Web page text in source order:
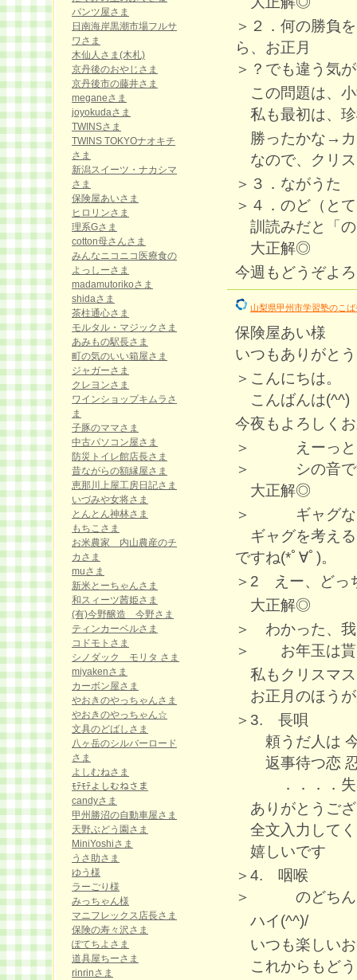
＞２．何の勝負
ら、お正月
＞？でも違う気
この問題は、小
私も最初は、珍
勝ったかな→
なので、クリ
＞３．ながうた
＞４．のど（と
訓読みだと「
大正解◎
今週もどうぞよ
山梨県甲州市学習塾のこば
保険屋あい様
いつもありがと
＞こんにちは。
こんばんは(^^)
今夜もよろしく
＞ えーっと、
＞ シの音で
大正解◎
＞ ギャグなし
ギャグを考える
ですね(*ﾟ∀ﾟ)。
＞2 えー、どっ
大正解◎
＞ わかった、我
＞ お年玉は貰
私もクリスマス
お正月のほう
＞3. 長唄
頼うだ人は 今
返事待つ恋 忍
．．．．失礼
ありがとうご
全文入力して
嬉しいです
＞4. 咽喉
＞ のどちん
ハイ(^^)/
いつも楽しいお
これからもどう
パンツ屋さま
日南海岸黒潮市場フルサ
ワさま
木仙人さま(木札)
京丹後のおやじさま
京丹後市の藤井さま
meganeさま
joyokudaさま
TWINSさま
TWINS TOKYOナオキチ
さま
新潟スイーツ・ナカシマ
さま
保険屋あいさま
ヒロリンさま
理系Gさま
cotton母さんさま
みんなニコニコ医療食の
よっしーさま
madamutorikoさま
shidaさま
茶柱通心さま
モルタル・マジックさま
あみもの駅長さま
町の気のいい箱屋さま
ジャガーさま
クレヨンさま
ワインショップキムラさ
ま
子豚のママさま
中古パソコン屋さま
防災トイレ館店長さま
昔ながらの額縁屋さま
恵那川上屋工房日記さま
いづみや女将さま
とんとん神林さま
もちこさま
お米農家 内山農産のチ
カさま
muさま
新米とーちゃんさま
和スィーツ茜姫さま
(有)今野醸造 今野さま
ティンカーベルさま
コドモトさま
シノダック モリタ さま
miyakenさま
カーボン屋さま
やおきのやっちゃんさま
やおきのやっちゃん☆
文具のどばしさま
八ヶ岳のシルバーロード
さま
よしむねさま
ﾓﾃﾓﾃよしむねさま
candyさま
甲州勝沼の自動車屋さま
天野ぶどう園さま
MiniYoshiさま
うさ助さま
ゆう様
ラーごり様
みっちゃん様
マニフレックス店長さま
保険の寿々沢さま
ぽてちよさま
道具屋ちーさま
rinrinさま